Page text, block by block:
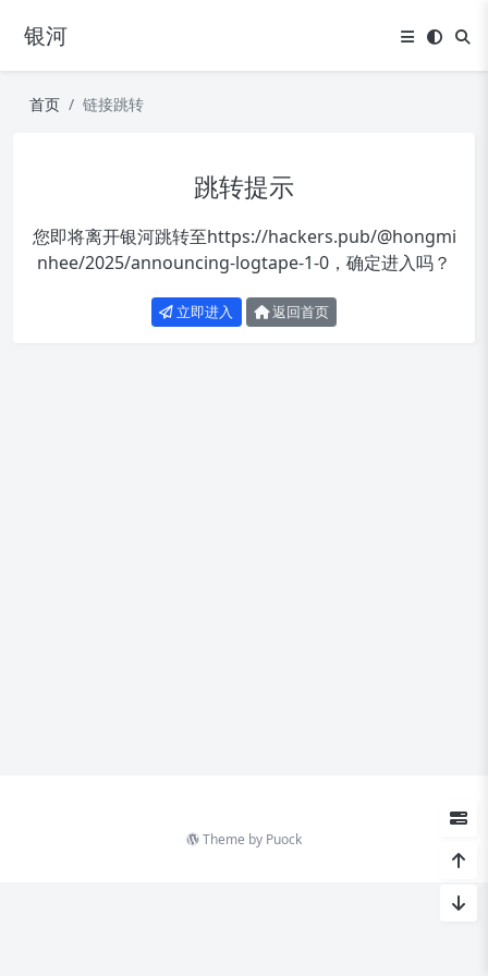
银河
首页 链接跳转
跳转提示
您即将离开银河跳转至https://hackers.pub/@hongmi
nhee/2025/announcing-logtape-1-0 ，确定进入吗？
立即进入 返回首页
Theme by Puock